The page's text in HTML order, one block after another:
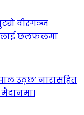
वीरगञ्ज
छलफलमा
उठ्छ’ नारासहित